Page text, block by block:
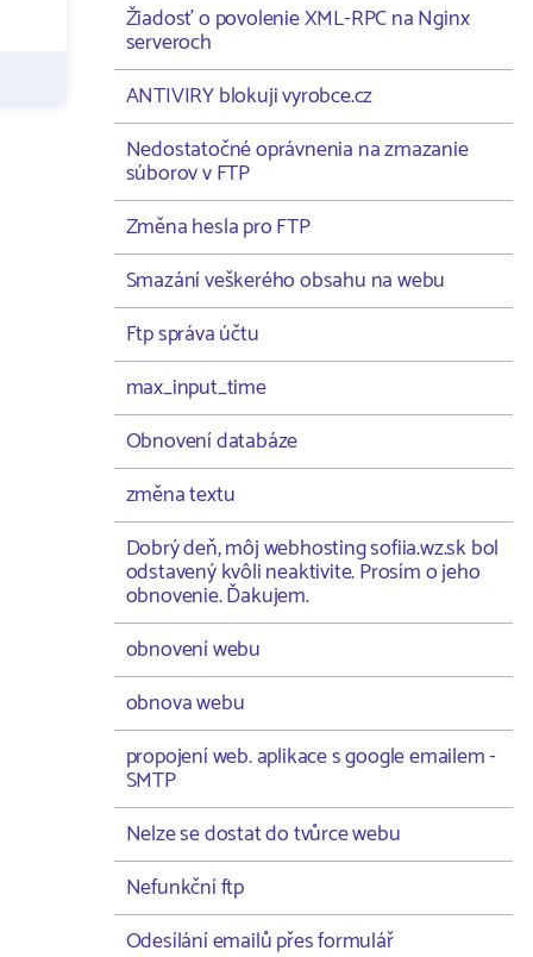
Žiadosť o povolenie XML-RPC na Nginx
serveroch
ANTIVIRY blokuji vyrobce.cz
Nedostatočné oprávnenia na zmazanie
súborov v FTP
Změna hesla pro FTP
Smazání veškerého obsahu na webu
Ftp správa účtu
max_input_time
Obnovení databáze
změna textu
Dobrý deň, môj webhosting sofiia.wz.sk bol
odstavený kvôli neaktivite. Prosím o jeho
obnovenie. Ďakujem.
obnovení webu
obnova webu
propojení web. aplikace s google emailem -
SMTP
Nelze se dostat do tvůrce webu
Nefunkční ftp
Odesílání emailů přes formulář